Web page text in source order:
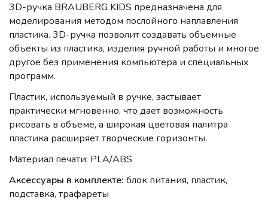
3D-ручка BRAUBERG KIDS предназначена для
моделирования методом послойного наплавления
пластика. 3D-ручка позволит создавать объемные
объекты из пластика, изделия ручной работы и многое
другое без применения компьютера и специальных
программ.
Пластик, используемый в ручке, застывает
практически мгновенно, что дает возможность
рисовать в объеме, а широкая цветовая палитра
пластика расширяет творческие горизонты.
Материал печати: PLA/ABS
Аксессуары в комплекте: блок питания, пластик,
подставка, трафареты